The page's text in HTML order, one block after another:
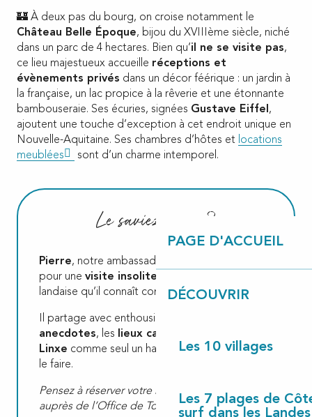
PAGE D'ACCUEIL
DÉCOUVRIR
Les 10 villages
Les 7 plages de
surf dans les Landes
🏰 À deux pas du bourg, on croise notamment le
Château Belle Époque, bijou du XVIIIème siècle, niché
dans un parc de 4 hectares. Bien qu’il ne se visite pas,
ce lieu majestueux accueille réceptions et
évènements privés dans un décor féérique : un jardin à
la française, un lac propice à la rêverie et une étonnante
bambouseraie. Ses écuries, signées Gustave Eiffel ,
ajoutent une touche d’exception à cet endroit unique en
Nouvelle-Aquitaine. Ses chambres d’hôtes et locations
meublées
sont d’un charme intemporel.
Le saviez-vous ?
Pierre, notre ambassadeur local, vous accueille
pour une visite insolite
landaise qu’il connaît comme sa poche.
Il partage avec enthousiasme les petites
anecdotes, les lieux cachés
Linxe comme seul un habitant passionné peut
le faire.
Pensez à réserver votre rencontre avec lui
auprès de l’Office de Tourisme !